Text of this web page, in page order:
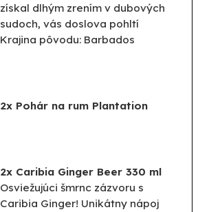
získal dlhým zrením v dubových
sudoch, vás doslova pohltí
Krajina pôvodu: Barbados
2x Pohár na rum Plantation
2x Caribia Ginger Beer 330 ml
Osviežujúci šmrnc zázvoru s
Caribia Ginger! Unikátny nápoj